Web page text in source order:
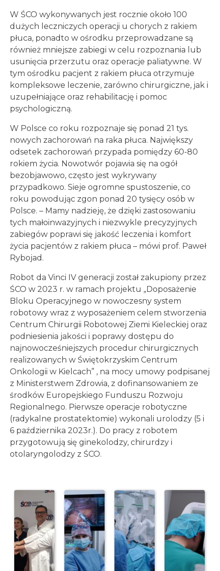
W ŚCO wykonywanych jest rocznie około 100
dużych leczniczych operacji u chorych z rakiem
płuca, ponadto w ośrodku przeprowadzane są
również mniejsze zabiegi w celu rozpoznania lub
usunięcia przerzutu oraz operacje paliatywne. W
tym ośrodku pacjent z rakiem płuca otrzymuje
kompleksowe leczenie, zarówno chirurgiczne, jak i
uzupełniające oraz rehabilitację i pomoc
psychologiczną.
W Polsce co roku rozpoznaje się ponad 21 tys.
nowych zachorowań na raka płuca. Największy
odsetek zachorowań przypada pomiędzy 60-80
rokiem życia. Nowotwór pojawia się na ogół
bezobjawowo, często jest wykrywany
przypadkowo. Sieje ogromne spustoszenie, co
roku powodując zgon ponad 20 tysięcy osób w
Polsce. – Mamy nadzieję, że dzięki zastosowaniu
tych małoinwazyjnych i niezwykle precyzyjnych
zabiegów poprawi się jakość leczenia i komfort
życia pacjentów z rakiem płuca – mówi prof. Paweł
Rybojad.
Robot da Vinci IV generacji został zakupiony przez
ŚCO w 2023 r. w ramach projektu „Doposażenie
Bloku Operacyjnego w nowoczesny system
robotowy wraz z wyposażeniem celem stworzenia
Centrum Chirurgii Robotowej Ziemi Kieleckiej oraz
podniesienia jakości i poprawy dostępu do
najnowocześniejszych procedur chirurgicznych
realizowanych w Świętokrzyskim Centrum
Onkologii w Kielcach” , na mocy umowy podpisanej
z Ministerstwem Zdrowia, z dofinansowaniem ze
środków Europejskiego Funduszu Rozwoju
Regionalnego. Pierwsze operacje robotyczne
(radykalne prostatektomie) wykonali urolodzy (5 i
6 października 2023r.). Do pracy z robotem
przygotowują się ginekolodzy, chirurdzy i
otolaryngolodzy z ŚCO.